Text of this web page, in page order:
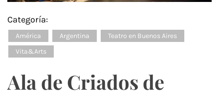
Categoría:
América Argentina
Teatro en Buenos Aires
Vita&Arts
Ala de Criados de